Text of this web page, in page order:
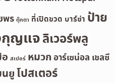
พร ตุ๊กตา ที่เปิดขวด บาร์ซ่า ป้าย
ญแจลิเวอร์พลู
สเปอร์ หมวก อาร์เซน่อล เชลซี
ยูโปสเตอร์